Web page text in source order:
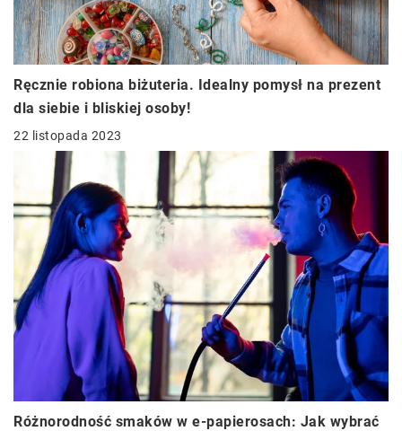
Ręcznie robiona biżuteria. Idealny pomysł na prezent
dla siebie i bliskiej osoby!
22 listopada 2023
Różnorodność smaków w e-papierosach: Jak wybrać